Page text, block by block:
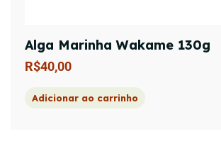
Alga Marinha Wakame 130g
R$40,00
Adicionar ao carrinho